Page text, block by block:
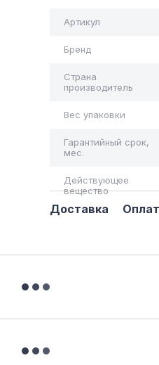
Артикул
Бренд
Страна
производитель
Вес упаковки
Гарантийный срок,
мес.
Действующее
вещество
Доставка